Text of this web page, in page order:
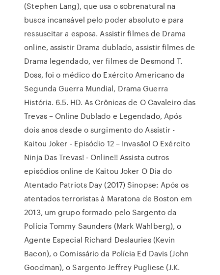
(Stephen Lang), que usa o sobrenatural na
busca incansável pelo poder absoluto e para
ressuscitar a esposa. Assistir filmes de Drama
online, assistir Drama dublado, assistir filmes de
Drama legendado, ver filmes de Desmond T.
Doss, foi o médico do Exército Americano da
Segunda Guerra Mundial, Drama Guerra
História. 6.5. HD. As Crônicas de O Cavaleiro das
Trevas – Online Dublado e Legendado, Após
dois anos desde o surgimento do Assistir -
Kaitou Joker - Episódio 12 – Invasão! O Exército
Ninja Das Trevas! - Online!! Assista outros
episódios online de Kaitou Joker O Dia do
Atentado Patriots Day (2017) Sinopse: Após os
atentados terroristas à Maratona de Boston em
2013, um grupo formado pelo Sargento da
Polícia Tommy Saunders (Mark Wahlberg), o
Agente Especial Richard Deslauries (Kevin
Bacon), o Comissário da Polícia Ed Davis (John
Goodman), o Sargento Jeffrey Pugliese (J.K.